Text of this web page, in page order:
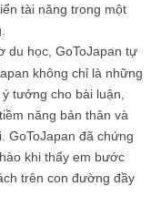
tài năng trong một
du học, GoToJapan tự
không chỉ là những
tưởng cho bài luận,
năng bản thân và
GoToJapan đã chứng
khi thấy em bước
trên con đường đầy